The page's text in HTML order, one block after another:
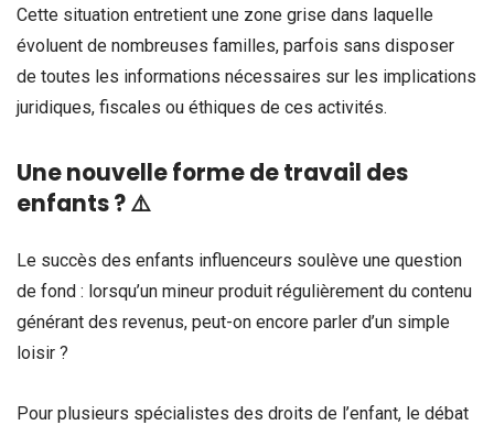
Cette situation entretient une zone grise dans laquelle
évoluent de nombreuses familles, parfois sans disposer
de toutes les informations nécessaires sur les implications
juridiques, fiscales ou éthiques de ces activités.
Une nouvelle forme de travail des
enfants ?⚠️
Le succès des enfants influenceurs soulève une question
de fond : lorsqu’un mineur produit régulièrement du contenu
générant des revenus, peut-on encore parler d’un simple
loisir ?
Pour plusieurs spécialistes des droits de l’enfant, le débat